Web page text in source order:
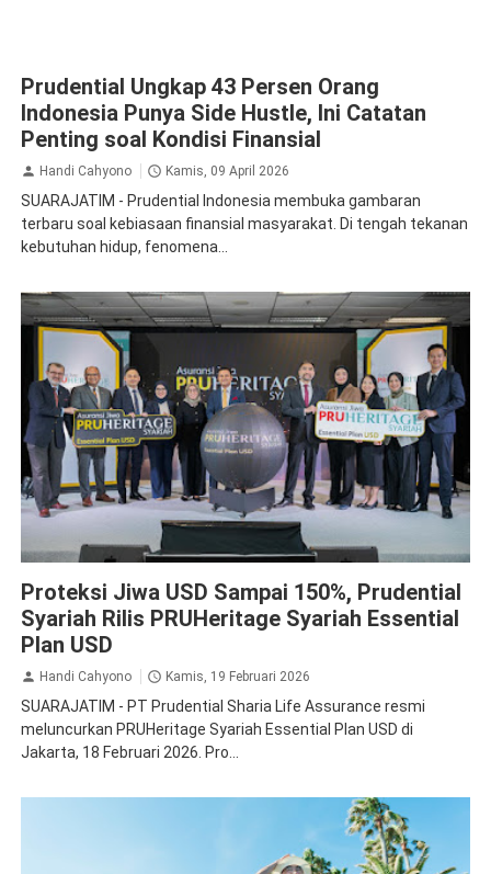
Prudential Ungkap 43 Persen Orang
Indonesia Punya Side Hustle, Ini Catatan
Penting soal Kondisi Finansial
Handi Cahyono Kamis, 09 April 2026
SUARAJATIM - Prudential Indonesia membuka gambaran
terbaru soal kebiasaan finansial masyarakat. Di tengah tekanan
kebutuhan hidup, fenomena...
Proteksi Jiwa USD Sampai 150%, Prudential
Syariah Rilis PRUHeritage Syariah Essential
Plan USD
Handi Cahyono Kamis, 19 Februari 2026
SUARAJATIM - PT Prudential Sharia Life Assurance resmi
meluncurkan PRUHeritage Syariah Essential Plan USD di
Jakarta, 18 Februari 2026. Pro...